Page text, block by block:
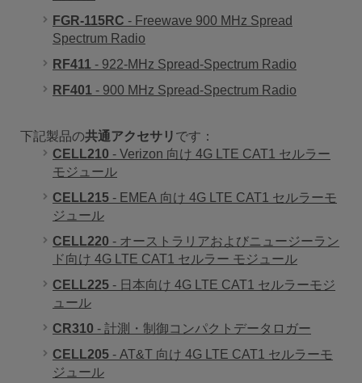
FGR-115RC - Freewave 900 MHz Spread
Spectrum Radio
RF411 - 922-MHz Spread-Spectrum Radio
RF401 - 900 MHz Spread-Spectrum Radio
下記製品の共通アクセサリ です：
CELL210 - Verizon 向け 4G LTE CAT1 セルラー
モジュール
CELL215 - EMEA 向け 4G LTE CAT1 セルラーモ
ジュール
CELL220 - オーストラリアおよびニュージーラン
ド向け 4G LTE CAT1 セルラー モジュール
CELL225 - 日本向け 4G LTE CAT1 セルラーモジ
ュール
CR310 - 計測・制御コンパクトデータロガー
CELL205 - AT&T 向け 4G LTE CAT1 セルラーモ
ジュール